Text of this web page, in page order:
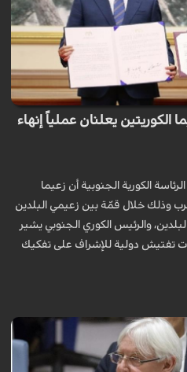
الكوريتين يعلنان عملياً إنهاء
الكورية الجنوبية أن زعيما
وذلك خلال قمّة بين زعيمي البلدين
والرئيس الكوري الجنوبي يشير
تفتيش دولية للإشراف على تفكيك